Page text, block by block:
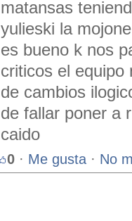
matansas
yulieski la
es bueno k nos
criticos el equipo
de cambios
de fallar poner a
caido
0 · Me gusta · No